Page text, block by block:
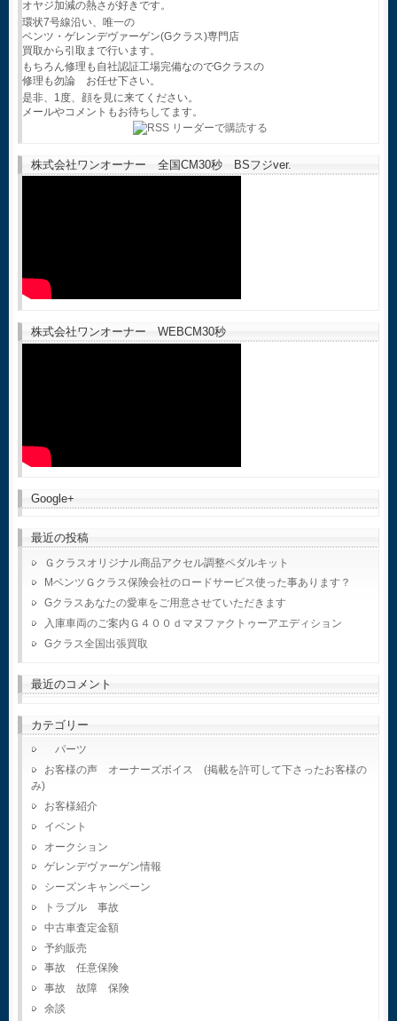
オヤジ加減の熱さが好きです。
環状7号線沿い、唯一の
ベンツ・ゲレンデヴァーゲン(Gクラス)専門店
買取から引取まで行います。
もちろん修理も自社認証工場完備なのでGクラスの
修理も勿論 お任せ下さい。
是非、1度、顔を見に来てください。
メールやコメントもお待ちしてます。
株式会社ワンオーナー 全国CM30秒 BSフジver.
株式会社ワンオーナー WEBCM30秒
Google+
最近の投稿
Ｇクラスオリジナル商品アクセル調整ペダルキット
MベンツＧクラス保険会社のロードサービス使った事あります？
Gクラスあなたの愛車をご用意させていただきます
入庫車両のご案内Ｇ４００ｄマヌファクトゥーアエディション
Gクラス全国出張買取
最近のコメント
カテゴリー
パーツ
お客様の声 オーナーズボイス (掲載を許可して下さったお客様の
み)
お客様紹介
イベント
オークション
ゲレンデヴァーゲン情報
シーズンキャンペーン
トラブル 事故
中古車査定金額
予約販売
事故 任意保険
事故 故障 保険
余談